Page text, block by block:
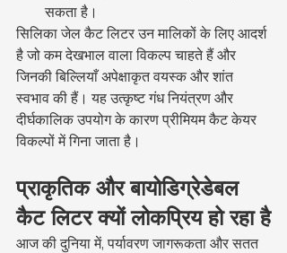
सकता है।
सिलिका जेल कैट लिटर उन मालिकों के लिए आदर्श
है जो कम देखभाल वाला विकल्प चाहते हैं और
जिनकी बिल्लियाँ अपेक्षाकृत वयस्क और शांत
स्वभाव की हैं। यह उत्कृष्ट गंध नियंत्रण और
दीर्घकालिक उपयोग के कारण प्रीमियम कैट केयर
विकल्पों में गिना जाता है।
प्राकृतिक और बायोडिग्रेडेबल
कैट लिटर क्यों लोकप्रिय हो रहा है
आज की दुनिया में, पर्यावरण जागरूकता और सतत